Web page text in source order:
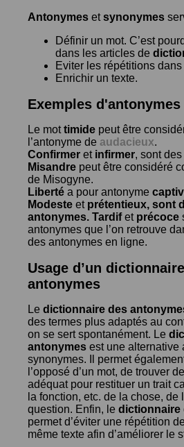
Antonymes etsynonymes
Définir un mot. C’est
dans les articles de
Eviter les répétitions dans
Enrichir un texte.
Exemples d'antonymes
Le mottimide peut être
l’antonyme de audacieux.
Confirmer et infirmer, sont
Misandre peut être considéré
de Misogyne.
Liberté a pour antonyme
Modeste et prétentieux, sont
antonymes. Tardifet précoce
antonymes que l’on retrouve
des antonymes en ligne.
Usage d’un
antonymes
Le dictionnaire des
des termes plus adaptés au
on se sert spontanément. Le
antonymes est une alternative
synonymes. Il permet
l’opposé d’un mot, de trouver
adéquat pour restituer un trait
la fonction, etc. de la chose, de
question. Enfin, le dictionnaire
permet d’éviter une répétition
même texte afin d’améliorer le